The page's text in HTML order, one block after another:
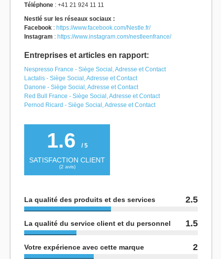
Téléphone : +41 21 924 11 11
Nestlé sur les réseaux sociaux :
Facebook : https://www.facebook.com/Nestle.fr/
Instagram : https://www.instagram.com/nestleenfrance/
Entreprises et articles en rapport:
Nespresso France - Siège Social, Adresse et Contact
Lactalis - Siège Social, Adresse et Contact
Danone - Siège Social, Adresse et Contact
Red Bull France - Siège Social, Adresse et Contact
Pernod Ricard - Siège Social, Adresse et Contact
1.6 / 5
SATISFACTION CLIENT
(2 avis)
La qualité des produits et des services 2.5
La qualité du service client et du personnel 1.5
Votre expérience avec cette marque 2